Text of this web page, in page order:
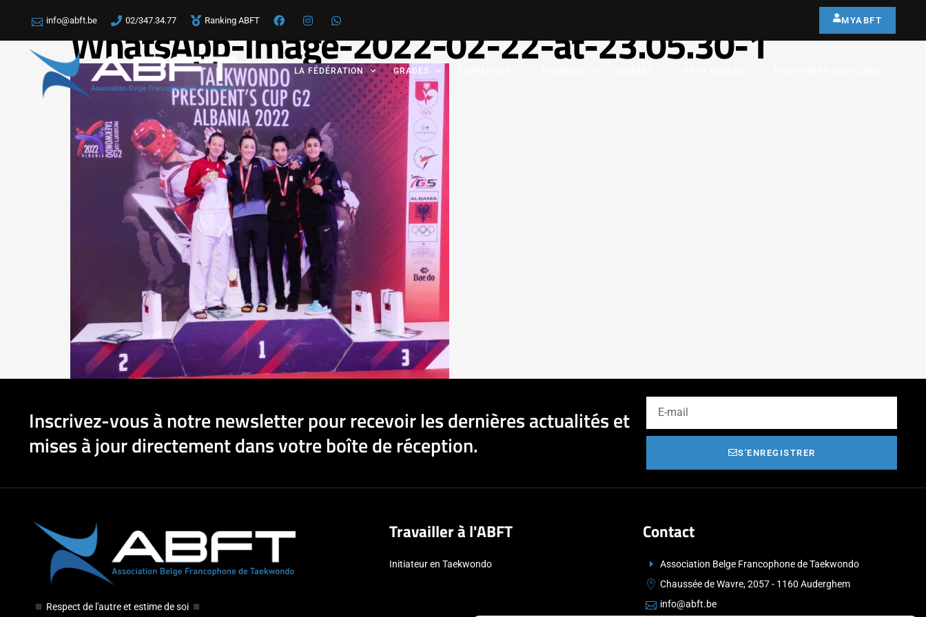
info@abft.be 02/347.34.77 Ranking ABFT MYABFT
LA FÉDÉRATION GRADES
WhatsApp-Image-2022-02-22-at-23.05.30-1
Inscrivez-vous à notre newsletter pour recevoir les dernières actualités et
mises à jour directement dans votre boîte de réception.
S'ENREGISTRER
Respect de l'autre et estime de soi
Travailler à l'ABFT
Initiateur en Taekwondo
Contact
Association Belge Francophone de Taekwondo
Chaussée de Wavre, 2057 - 1160 Auderghem
info@abft.be